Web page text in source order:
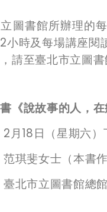
圖書館所辦理的
2小時及每場講座閱
請至臺北市立圖
《說故事的人，
2月18日（星期六）
范琪斐女士 （本書
臺北市立圖書館總館